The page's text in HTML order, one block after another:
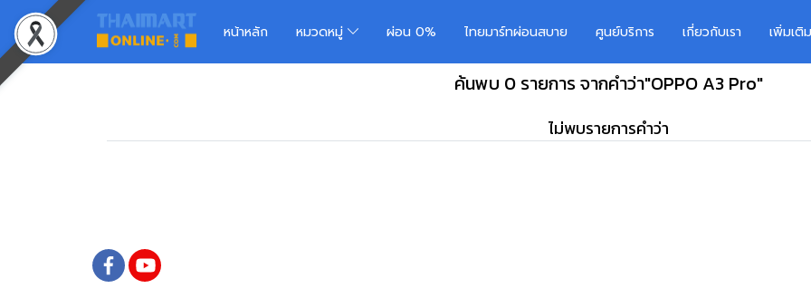
หน้าหลัก หมวดหมู่ ผ่อน 0% ไทยมาร์ทผ่อนสบาย ศูนย์บริการ เกี่ยวกับเรา เพิ่มเ
ค้นพบ 0 รายการ จากคำว่า"OPPO A3 Pro"
ไม่พบรายการคำว่า